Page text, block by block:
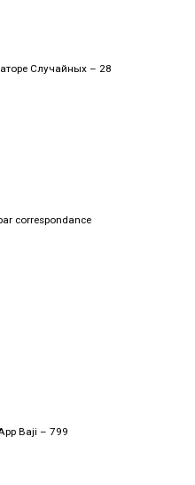
Случайных – 28
correspondance
Baji – 799